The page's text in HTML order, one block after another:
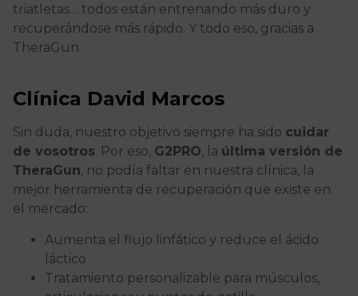
triatletas… todos están entrenando más duro y
recuperándose más rápido. Y todo eso, gracias a
TheraGun.
Clínica David Marcos
Sin duda, nuestro objetivo siempre ha sido cuidar
de vosotros. Por eso, G2PRO, la última versión de
TheraGun, no podía faltar en nuestra clínica, la
mejor herramienta de recuperación que existe en
el mercado:
Aumenta el flujo linfático y reduce el ácido
láctico
Tratamiento personalizable para músculos,